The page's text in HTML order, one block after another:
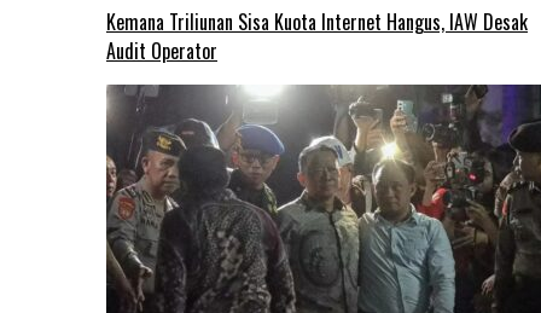
Kemana Triliunan Sisa Kuota Internet Hangus, IAW Desak
Audit Operator